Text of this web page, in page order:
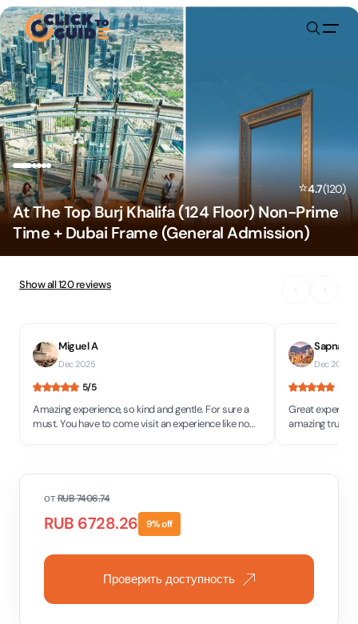
Skip to content
⭐4.7(120)
At The Top Burj Khalifa (124 Floor) Non-Prime
Time + Dubai Frame (General Admission)
Show all120reviews
Miguel A
Dec 2025
5/5
Amazing experience, so kind and gentle. For sure a
must. You have to come visit an experience like no
Sapna S
Dec 2025
Great
amazing truly
отRUB7406.74
RUB 6728.26 9% off
Проверить доступность